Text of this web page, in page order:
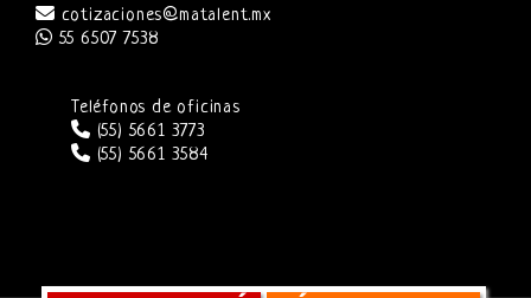
cotizaciones@matalent.mx
55 6507 7538
Teléfonos de oficinas
(55) 5661 3773
(55) 5661 3584